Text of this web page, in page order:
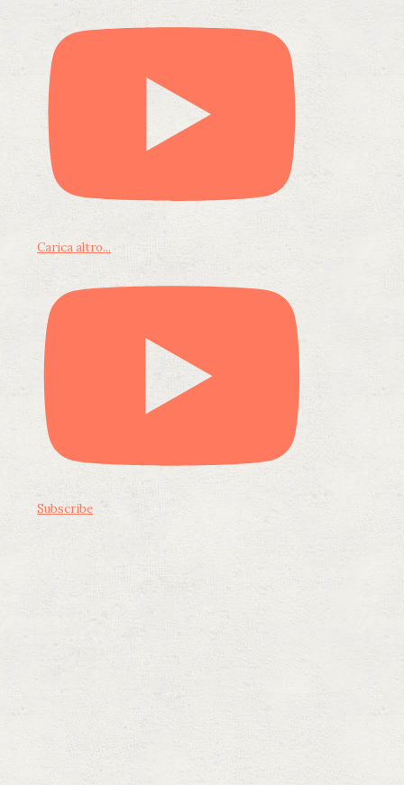
Carica altro...
Subscribe